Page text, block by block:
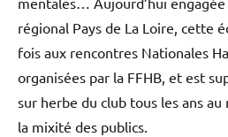
régional Pays de La Loire, cette
fois aux rencontres Nationales
organisées par la FFHB, et est
sur herbe du club tous les ans
la mixité des publics.